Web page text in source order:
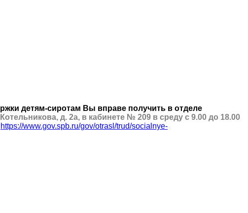
детям-сиротам Вы вправе получить в отделе
д. 2а, в кабинете № 209 в среду с 9.00 до 18.00
https://www.gov.spb.ru/gov/otrasl/trud/socialnye-